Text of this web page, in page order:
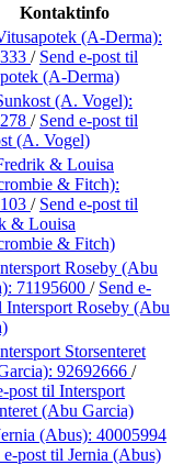
Kontaktinfo
(A-Derma):
/ Send e-post til
(A-Derma)
(A. Vogel):
/ Send e-post til
(A. Vogel)
& Louisa
& Fitch):
/ Send e-post til
& Louisa
& Fitch)
Roseby (Abu
71195600 / Send e-
Intersport Roseby (Abu
Storsenteret
92692666 /
post til Intersport
(Abu Garcia)
(Abus): 40005994
e-post til Jernia (Abus)